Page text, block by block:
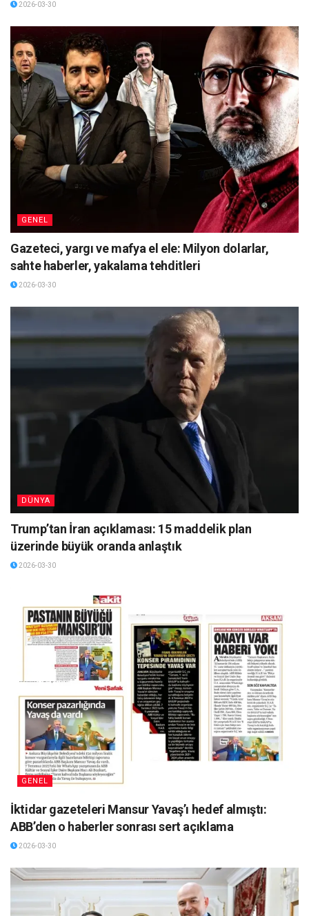
2026-03-30
GENEL
Gazeteci, yargı ve mafya el ele: Milyon dolarlar,
sahte haberler, yakalama tehditleri
2026-03-30
DÜNYA
Trump’tan İran açıklaması: 15 maddelik plan
üzerinde büyük oranda anlaştık
2026-03-30
GENEL
İktidar gazeteleri Mansur Yavaş’ı hedef almıştı:
ABB’den o haberler sonrası sert açıklama
2026-03-30